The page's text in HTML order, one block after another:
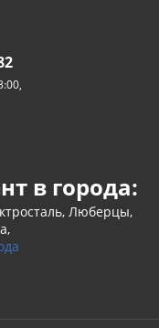
в города:
Люберцы,